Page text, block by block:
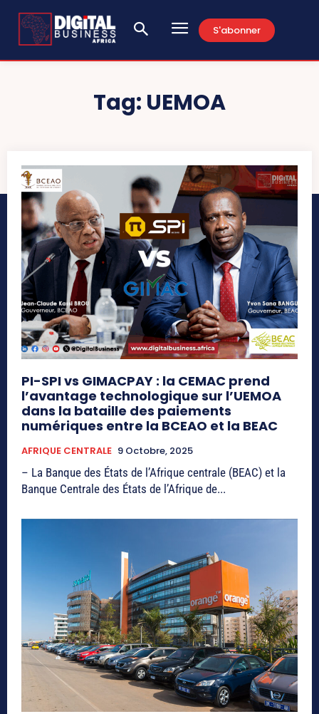
S'abonner
Tag: UEMOA
PI-SPI vs GIMACPAY : la CEMAC prend
l’avantage technologique sur l’UEMOA
dans la bataille des paiements
numériques entre la BCEAO et la BEAC
AFRIQUE CENTRALE 9 Octobre, 2025
– La Banque des États de l’Afrique centrale (BEAC) et la
Banque Centrale des États de l’Afrique de...